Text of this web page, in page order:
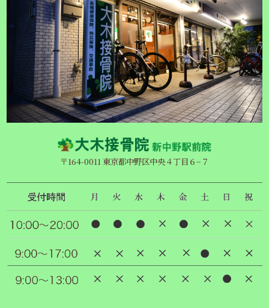
〒164-0011 東京都中野区中央４丁目６−７